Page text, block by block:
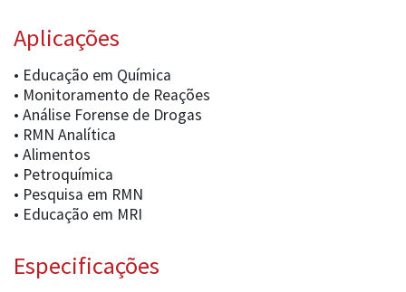
Aplicações
• Educação em Química
• Monitoramento de Reações
• Análise Forense de Drogas
• RMN Analítica
• Alimentos
• Petroquímica
• Pesquisa em RMN
• Educação em MRI
Especificações